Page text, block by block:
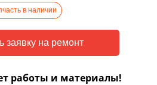
в наличии
работы и материалы!